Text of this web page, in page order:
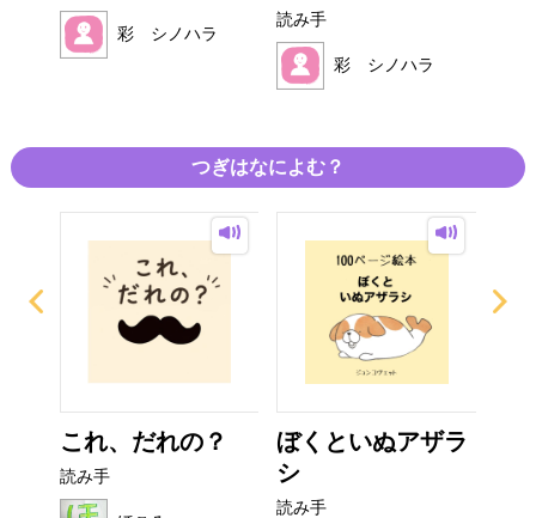
彩 シノハラ
読み手
彩 シノハラ
つぎはなによむ？
これ、だれの？
読み手
ぼくといぬアザラ
シ
読み手